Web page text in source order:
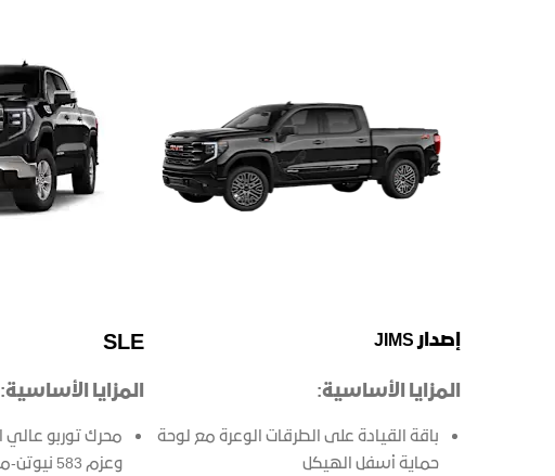
إصدار JIMS SLE
المزايا الأساسية:
باقة القيادة على الطرقات الوعرة مع لوحة
حماية أسفل الهيكل
المزايا الأساسية:
وعزم 583 نيوتن-متر